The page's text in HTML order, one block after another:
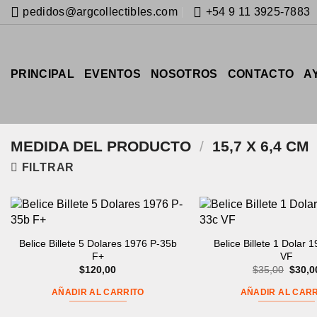
Saltar
al
pedidos@argcollectibles.com +54 9 11 3925-7883
PRINCIPAL EVENTOS NOSOTROS CONTACTO
MEDIDA DEL PRODUCTO / 15,7 X 6,4 CM
FILTRAR
Belice Billete 5 Dolares 1976 P-35b
F+
$120,00
AÑADIR AL CARRITO
Belice Billete 1 Dolar
VF
$35,00 El
era:
$
AÑADIR AL